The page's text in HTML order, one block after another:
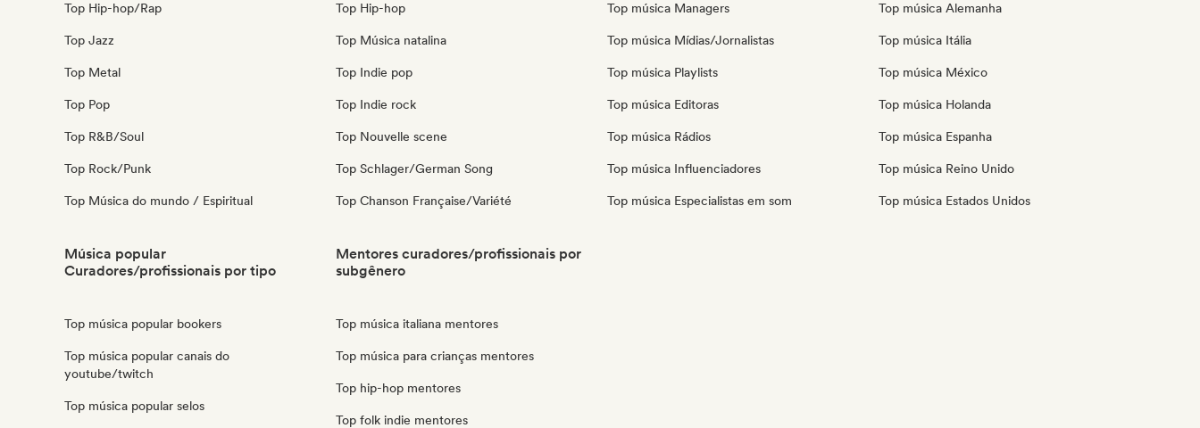
Top Hip-hop/Rap
Top Jazz
Top Metal
Top Pop
Top R&B/Soul
Top Rock/Punk
Top Música do mundo / Espiritual
Top Hip-hop
Top Música natalina
Top Indie pop
Top Indie rock
Top Nouvelle scene
Top Schlager/German Song
Top Chanson Française/Variété
Top música Managers
Top música Mídias/Jornalistas
Top música Playlists
Top música Editoras
Top música Rádios
Top música Influenciadores
Top música Especialistas em som
Top música Alemanha
Top música Itália
Top música México
Top música Holanda
Top música Espanha
Top música Reino Unido
Top música Estados Unidos
Música popular
Curadores/profissionais por tipo
Top música popular bookers
Top música popular canais do
youtube/twitch
Top música popular selos
Mentores curadores/profissionais por
subgênero
Top música italiana mentores
Top música para crianças mentores
Top hip-hop mentores
Top folk indie mentores